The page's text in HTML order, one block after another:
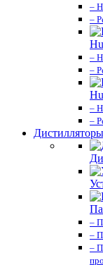
–
–
–
–
–
–
–
–
–